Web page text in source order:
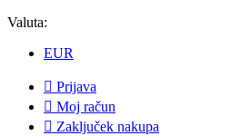
Valuta:
EUR
 Prijava
 Moj račun
 Zaključek nakupa